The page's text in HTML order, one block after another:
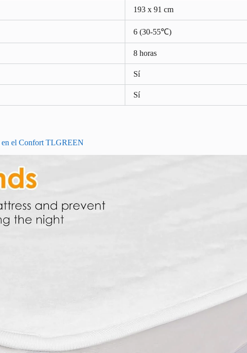
193 x 91 cm
6 (30-55℃)
8 horas
Sí
Sí
en el Confort TLGREEN